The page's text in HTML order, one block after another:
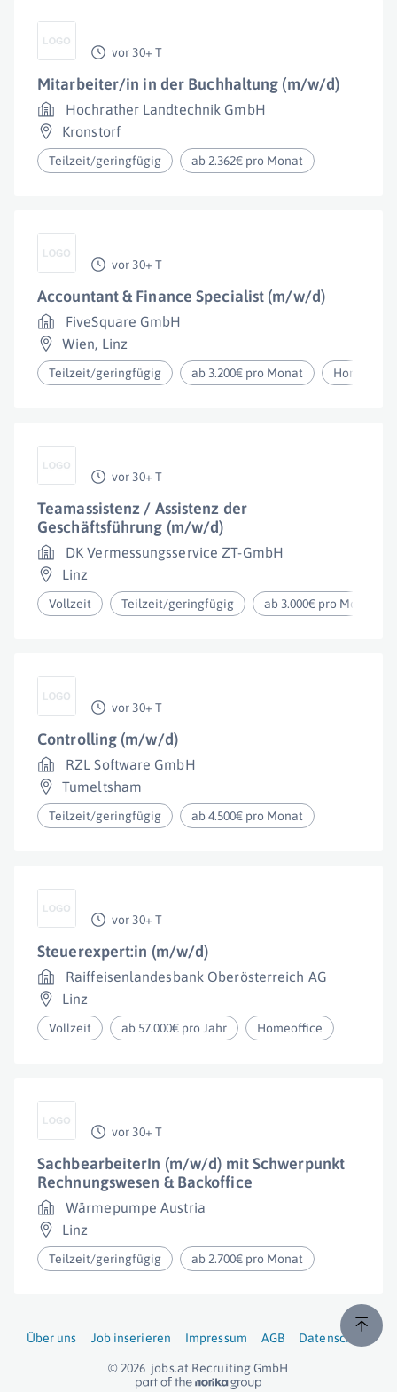
vor 30+ T
Mitarbeiter/in in der Buchhaltung (m/w/d)
Hochrather Landtechnik GmbH
Kronstorf
Teilzeit/geringfügig ab 2.362€ pro Monat
vor 30+ T
Accountant & Finance Specialist (m/w/d)
FiveSquare GmbH
Wien, Linz
Teilzeit/geringfügig ab 3.200€ pro Monat
vor 30+ T
Teamassistenz / Assistenz der
Geschäftsführung (m/w/d)
DK Vermessungsservice ZT-GmbH
Linz
Vollzeit Teilzeit/geringfügig ab 3.000€ pro Monat
vor 30+ T
Controlling (m/w/d)
RZL Software GmbH
Tumeltsham
Teilzeit/geringfügig ab 4.500€ pro Monat
vor 30+ T
Steuerexpert:in (m/w/d)
Raiffeisenlandesbank Oberösterreich AG
Linz
Vollzeit ab 57.000€ pro Jahr Homeoffice
vor 30+ T
SachbearbeiterIn (m/w/d) mit Schwerpunkt
Rechnungswesen & Backoffice
Wärmepumpe Austria
Linz
Teilzeit/geringfügig ab 2.700€ pro Monat
Über uns Job inserieren Impressum AGB Datenschutz
© 2026 jobs.at Recruiting GmbH